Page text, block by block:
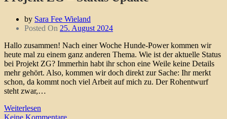
by Sara Fee Wieland
Posted On 25. August 2024
Hallo zusammen! Nach einer Woche Hunde-Power kommen wir
heute mal zu einem ganz anderen Thema. Wie ist der aktuelle Status
bei Projekt ZG? Immerhin habt ihr schon eine Weile keine Details
mehr gehört. Also, kommen wir doch direkt zur Sache: Ihr merkt
schon, da kommt noch viel Arbeit auf mich zu. Der Rohentwurf
steht zwar,…
Weiterlesen
Keine Kommentare